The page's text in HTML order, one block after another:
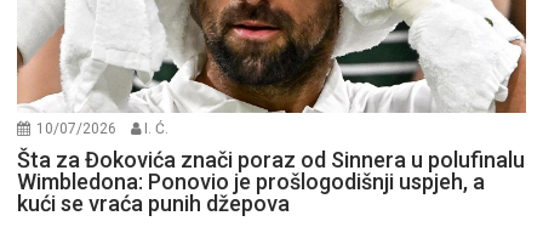
10/07/2026 I. Ć.
Šta za Đokovića znači poraz od Sinnera u polufinalu
Wimbledona: Ponovio je prošlogodišnji uspjeh, a
kući se vraća punih džepova